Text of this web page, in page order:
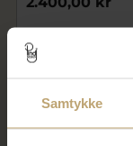
Samtykke